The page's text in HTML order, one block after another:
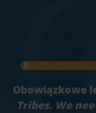
OBOWIĄZKOWE
Obowiązkowe
Tribes. We